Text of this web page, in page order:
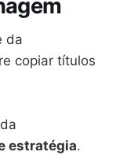
da
copiar títulos
estratégia.